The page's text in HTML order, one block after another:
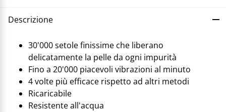
Descrizione
30'000 setole finissime che liberano
delicatamente la pelle da ogni impurità
Fino a 20'000 piacevoli vibrazioni al minuto
4 volte più efficace rispetto ad altri metodi
Ricaricabile
Resistente all'acqua